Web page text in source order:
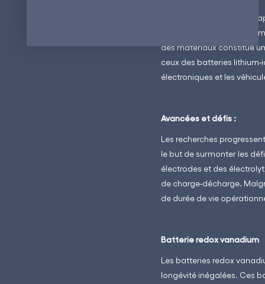
Les batteries sodium-ion
et peu coûteuse du
des matériaux constitue
ceux des batteries
électroniques et les
Avancées et défis :
Les recherches
le but de surmonter les
électrodes et des
de charge-décharge.
de durée de vie
Batterie redox vanadium
Les batteries redox
longévité inégalées. Ces